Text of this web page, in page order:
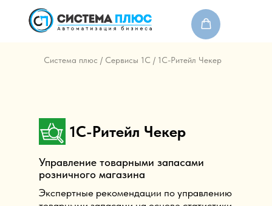
Продукты и сервисы 1С
1С-Ритейл Чекер
Управление товарными запасами
розничного магазина
Система плюс / Сервисы 1С / 1С-Ритейл Чекер
Экспертные рекомендации по управлению